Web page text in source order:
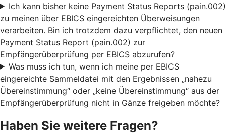
Ich kann bisher keine Payment Status Reports (pain.002)
zu meinen über EBICS eingereichten Überweisungen
verarbeiten. Bin ich trotzdem dazu verpflichtet, den neuen
Payment Status Report (pain.002) zur
Empfängerüberprüfung per EBICS abzurufen?
Was muss ich tun, wenn ich meine per EBICS
eingereichte Sammeldatei mit den Ergebnissen „nahezu
Übereinstimmung“ oder „keine Übereinstimmung“ aus der
Empfängerüberprüfung nicht in Gänze freigeben möchte?
Haben Sie weitere Fragen?